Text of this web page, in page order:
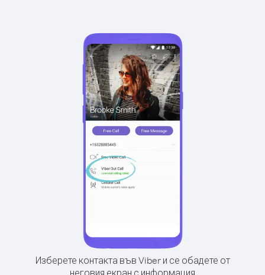
Изберете контакта във Viber и се обадете от
неговия екран с информация